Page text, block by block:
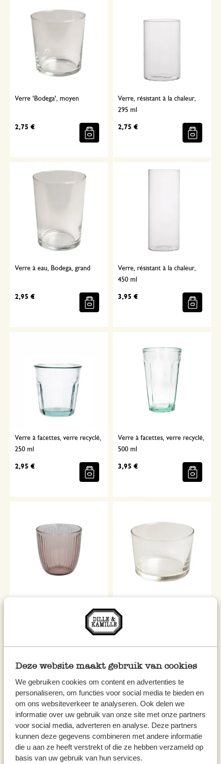
Deze website maakt gebruik van cookies
We gebruiken cookies om content en advertenties te
personaliseren, om functies voor social media te bieden en
om ons websiteverkeer te analyseren. Ook delen we
informatie over uw gebruik van onze site met onze partners
voor social media, adverteren en analyse. Deze partners
kunnen deze gegevens combineren met andere informatie
die u aan ze heeft verstrekt of die ze hebben verzameld op
basis van uw gebruik van hun services.
Verre 'Bodega', moyen
2,75 €
Verre, résistant à la chaleur,
295 ml
2,75 €
Verre à eau, Bodega, grand
2,95 €
Verre, résistant à la chaleur,
450 ml
3,95 €
Verre à facettes, verre recyclé,
250 ml
2,95 €
Verre à facettes, verre recyclé,
500 ml
3,95 €
2,50 €